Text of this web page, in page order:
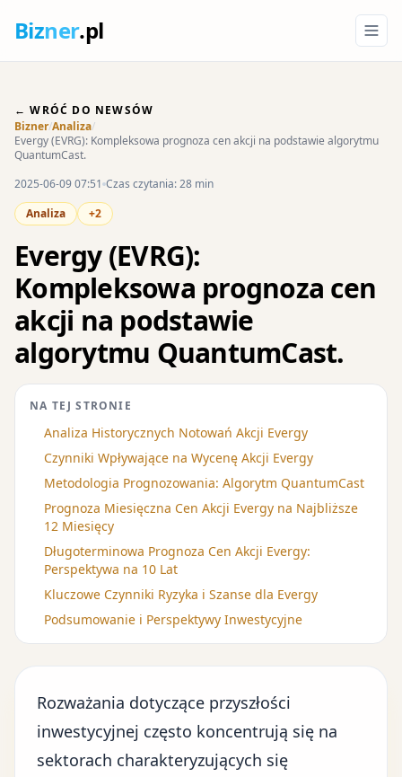
Bizner.pl
← WRÓĆ DO NEWSÓW
Bizner/Analiza/
Evergy (EVRG): Kompleksowa prognoza cen akcji na podstawie algorytmu
QuantumCast.
2025-06-09 07:51 Czas czytania: 28 min
Analiza
+2
Evergy (EVRG):
Kompleksowa prognoza cen
akcji na podstawie
algorytmu QuantumCast.
NA TEJ STRONIE
Analiza Historycznych Notowań Akcji Evergy
Czynniki Wpływające na Wycenę Akcji Evergy
Metodologia Prognozowania: Algorytm QuantumCast
Prognoza Miesięczna Cen Akcji Evergy na Najbliższe
12 Miesięcy
Długoterminowa Prognoza Cen Akcji Evergy:
Perspektywa na 10 Lat
Kluczowe Czynniki Ryzyka i Szanse dla Evergy
Podsumowanie i Perspektywy Inwestycyjne
Rozważania dotyczące przyszłości
inwestycyjnej często koncentrują się na
sektorach charakteryzujących się